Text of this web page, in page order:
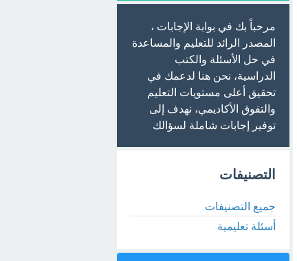
مرحباً بك في بوابة الإجابات ،
المصدر الرائد للتعليم والمساعدة
في حل الأسئلة والكتب
الدراسية، نحن هنا لدعمك في
تحقيق أعلى مستويات التعليم
والتفوق الأكاديمي، نهدف إلى
توفير إجابات شاملة لسؤالك
التصنيفات
جميع التصنيفات
أسئلة تعليمية